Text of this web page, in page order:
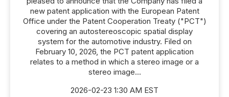
new patent application with the European Patent
Office under the Patent Cooperation Treaty ("PCT")
covering an autostereoscopic spatial display
system for the automotive industry. Filed on
February 10, 2026, the PCT patent application
relates to a method in which a stereo image or a
stereo image...
2026-02-23 1:30 AM EST